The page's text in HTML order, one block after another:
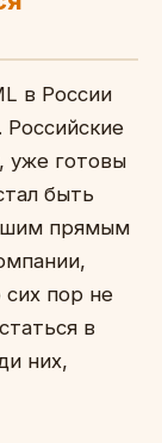
в России
уже готовы
быть
прямым
пор не
в
них,